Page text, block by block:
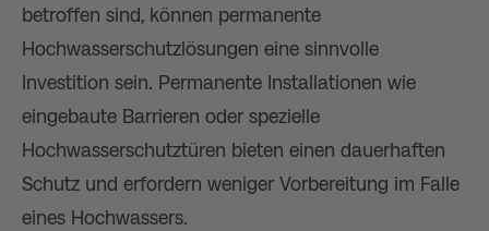
betroffen sind, können permanente
Hochwasserschutzlösungen eine sinnvolle
Investition sein. Permanente Installationen wie
eingebaute Barrieren oder spezielle
Hochwasserschutztüren bieten einen dauerhaften
Schutz und erfordern weniger Vorbereitung im Falle
eines Hochwassers.